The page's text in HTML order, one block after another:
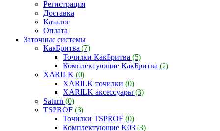
Регистрация
Доставка
Каталог
Оплата
Заточные системы
КакБритва (7)
Точилки КакБритва (5)
Комплектующие КакБритва (2)
XARILK (0)
XARILK точилки (0)
XARILK аксессуары (3)
Saturn (0)
TSPROF (3)
Точилки TSPROF (0)
Комплектующие K03 (3)